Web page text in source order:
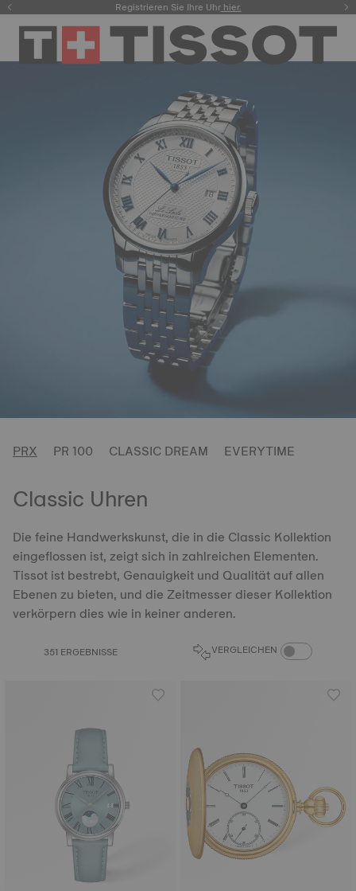
Registrieren Sie Ihre Uhrhier.
PRX PR 100 CLASSIC DREAM EVERYTIME
Classic Uhren
Die feine Handwerkskunst, die in die Classic Kollektion
eingeflossen ist, zeigt sich in zahlreichen Elementen.
Tissot ist bestrebt, Genauigkeit und Qualität auf allen
Ebenen zu bieten, und die Zeitmesser dieser Kollektion
verkörpern dies wie in keiner anderen.
351 ERGEBNISSE VERGLEICHEN